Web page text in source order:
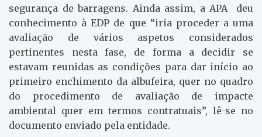
segurança de barragens. Ainda assim, a APA deu
conhecimento à EDP de que “iria proceder a uma
avaliação de vários aspetos considerados
pertinentes nesta fase, de forma a decidir se
estavam reunidas as condições para dar início ao
primeiro enchimento da albufeira, quer no quadro
do procedimento de avaliação de impacte
ambiental quer em termos contratuais”, lê-se no
documento enviado pela entidade.